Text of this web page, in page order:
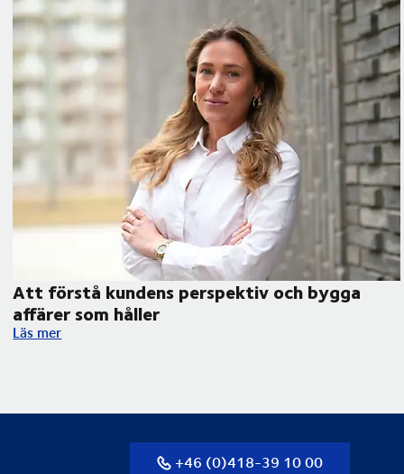
konkurrenskraft
Att förstå kundens perspektiv och bygga
affärer som håller
Att förstå kundens perspektiv och bygga affärer som håller
Läs mer
+46 (0)418-39 10 00